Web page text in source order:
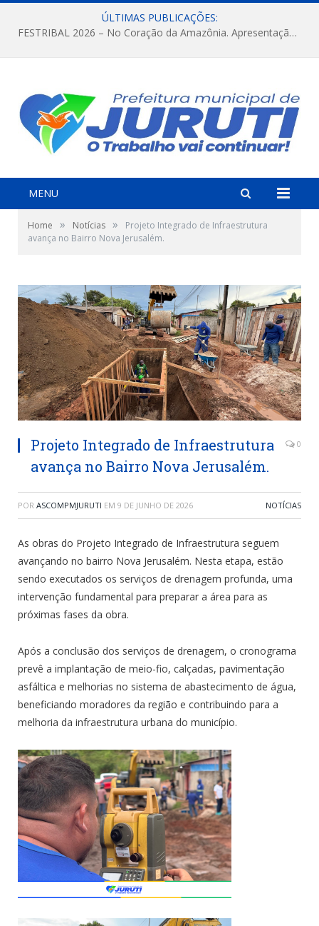
ÚLTIMAS PUBLICAÇÕES:
FESTRIBAL 2026 – No Coração da Amazônia. Apresentação da Munduruku.
MENU
Home » Notícias »
Projeto Integrado de Infraestrutura
avança no Bairro Nova Jerusalém.
Projeto Integrado de Infraestrutura
avança no Bairro Nova Jerusalém.
0
POR ASCOMPMJURUTI EM 9 DE JUNHO DE 2026 NOTÍCIAS
As obras do Projeto Integrado de Infraestrutura seguem
avançando no bairro Nova Jerusalém. Nesta etapa, estão
sendo executados os serviços de drenagem profunda, uma
intervenção fundamental para preparar a área para as
próximas fases da obra.
Após a conclusão dos serviços de drenagem, o cronograma
prevê a implantação de meio-fio, calçadas, pavimentação
asfáltica e melhorias no sistema de abastecimento de água,
beneficiando moradores da região e contribuindo para a
melhoria da infraestrutura urbana do município.